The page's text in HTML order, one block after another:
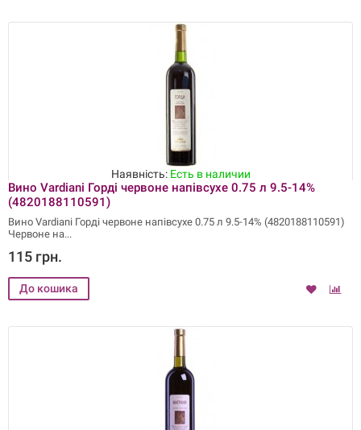
Наявність: Есть в наличии
Вино Vardiani Горді червоне напівсухе 0.75 л 9.5-14%
(4820188110591)
Вино Vardiani Горді червоне напівсухе 0.75 л 9.5-14% (4820188110591)
Червоне на
115 грн.